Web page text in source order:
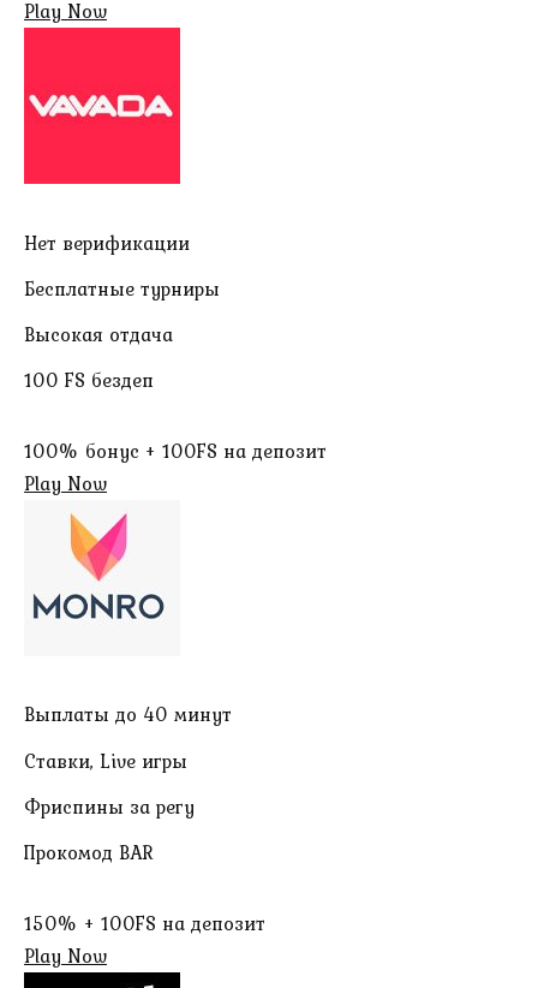
Play Now
Нет верификации
Бесплатные турниры
Высокая отдача
100 FS бездеп
100% бонус + 100FS на депозит
Play Now
Выплаты до 40 минут
Ставки, Live игры
Фриспины за регу
Прокомод BAR
150% + 100FS на депозит
Play Now